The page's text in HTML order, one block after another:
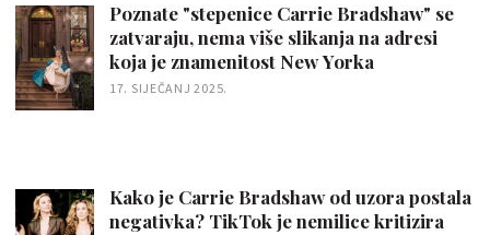
Poznate "stepenice Carrie Bradshaw" se
zatvaraju, nema više slikanja na adresi
koja je znamenitost New Yorka
17. SIJEČANJ 2025.
Kako je Carrie Bradshaw od uzora postala
negativka? TikTok je nemilice kritizira